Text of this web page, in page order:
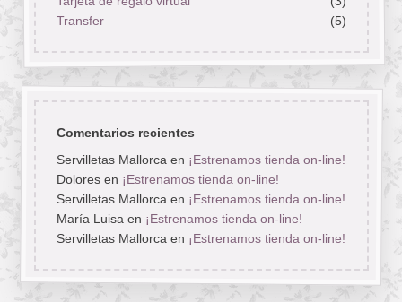
Transfer
(5)
Comentarios recientes
Servilletas Mallorca en ¡Estrenamos tienda on-line!
Doloresen ¡Estrenamos tienda on-line!
Servilletas Mallorca en ¡Estrenamos tienda on-line!
María Luisa en ¡Estrenamos tienda on-line!
Servilletas Mallorca en ¡Estrenamos tienda on-line!